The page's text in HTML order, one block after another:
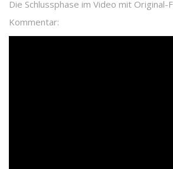
Die Schlussphase im Video mit Original-
Kommentar: